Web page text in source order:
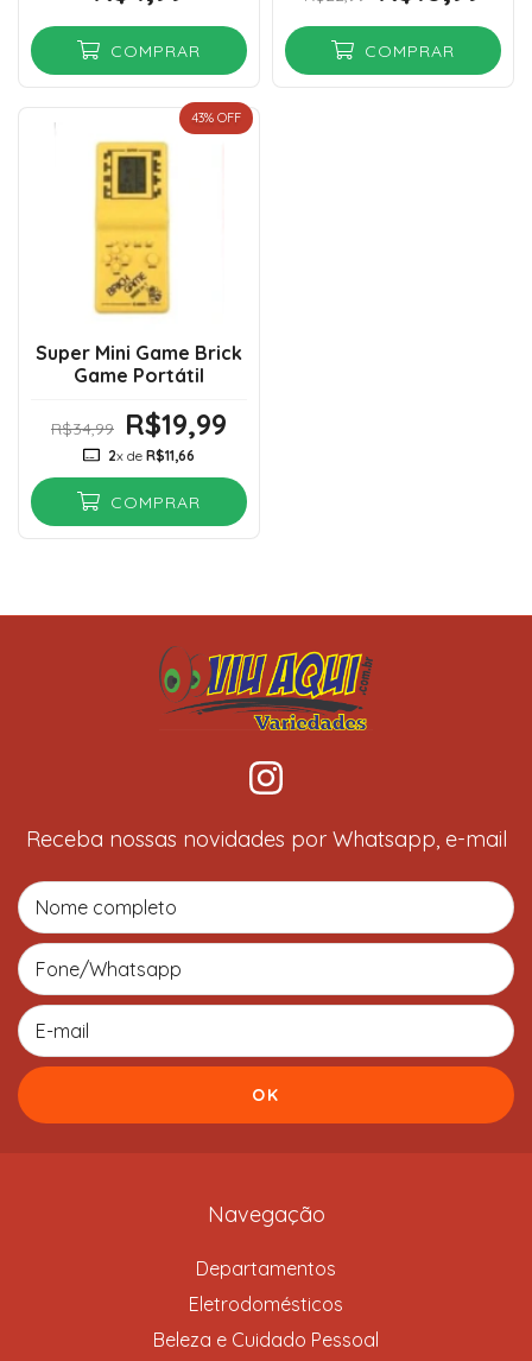
COMPRAR COMPRAR
43% OFF
Super Mini Game Brick
Game Portátil
R$34,99 R$19,99
2x de R$11,66
COMPRAR
Receba nossas novidades por Whatsapp, e-mail
Navegação
Departamentos
Eletrodomésticos
Beleza e Cuidado Pessoal